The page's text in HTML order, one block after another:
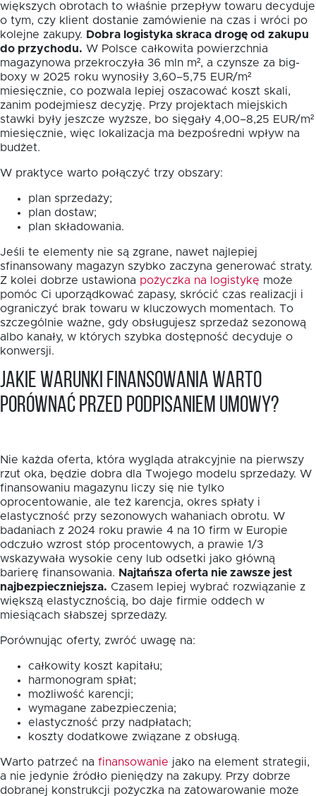
większych obrotach to właśnie przepływ towaru decyduje
o tym, czy klient dostanie zamówienie na czas i wróci po
kolejne zakupy. Dobra logistyka skraca drogę od zakupu
do przychodu. W Polsce całkowita powierzchnia
magazynowa przekroczyła 36 mln m², a czynsze za big-
boxy w 2025 roku wynosiły 3,60–5,75 EUR/m²
miesięcznie, co pozwala lepiej oszacować koszt skali,
zanim podejmiesz decyzję. Przy projektach miejskich
stawki były jeszcze wyższe, bo sięgały 4,00–8,25 EUR/m²
miesięcznie, więc lokalizacja ma bezpośredni wpływ na
budżet.
W praktyce warto połączyć trzy obszary:
plan sprzedaży;
plan dostaw;
plan składowania.
Jeśli te elementy nie są zgrane, nawet najlepiej
sfinansowany magazyn szybko zaczyna generować straty.
Z kolei dobrze ustawiona pożyczka na logistykę może
pomóc Ci uporządkować zapasy, skrócić czas realizacji i
ograniczyć brak towaru w kluczowych momentach. To
szczególnie ważne, gdy obsługujesz sprzedaż sezonową
albo kanały, w których szybka dostępność decyduje o
konwersji.
Jakie warunki finansowania warto
porównać przed podpisaniem umowy?
Nie każda oferta, która wygląda atrakcyjnie na pierwszy
rzut oka, będzie dobra dla Twojego modelu sprzedaży. W
finansowaniu magazynu liczy się nie tylko
oprocentowanie, ale też karencja, okres spłaty i
elastyczność przy sezonowych wahaniach obrotu. W
badaniach z 2024 roku prawie 4 na 10 firm w Europie
odczuło wzrost stóp procentowych, a prawie 1/3
wskazywała wysokie ceny lub odsetki jako główną
barierę finansowania. Najtańsza oferta nie zawsze jest
najbezpieczniejsza. Czasem lepiej wybrać rozwiązanie z
większą elastycznością, bo daje firmie oddech w
miesiącach słabszej sprzedaży.
Porównując oferty, zwróć uwagę na:
całkowity koszt kapitału;
harmonogram spłat;
możliwość karencji;
wymagane zabezpieczenia;
elastyczność przy nadpłatach;
koszty dodatkowe związane z obsługą.
Warto patrzeć na finansowanie jako na element strategii,
a nie jedynie źródło pieniędzy na zakupy. Przy dobrze
dobranej konstrukcji pożyczka na zatowarowanie może